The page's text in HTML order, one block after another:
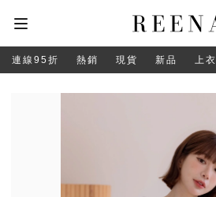
連線95折 熱銷 現貨 新品 上衣